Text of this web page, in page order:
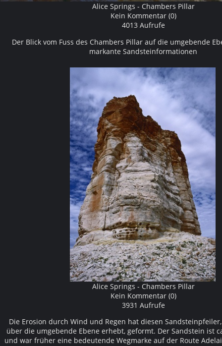
Alice Springs - Chambers Pillar
Kein Kommentar (0)
4013 Aufrufe
Der Blick vom Fuss des Chambers Pillar auf die umgebende
markante Sandsteinformationen
Alice Springs - Chambers Pillar
Kein Kommentar (0)
3931 Aufrufe
Die Erosion durch Wind und Regen hat diesen
über die umgebende Ebene erhebt, geformt. Der Sandstein ist
und war früher eine bedeutende Wegmarke auf der Route